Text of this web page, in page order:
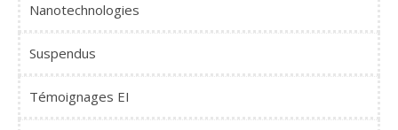
Nanotechnologies
Suspendus
Témoignages EI